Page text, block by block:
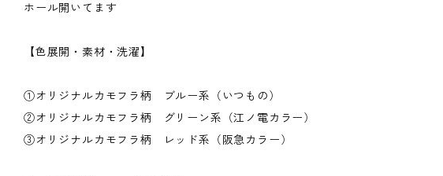
ホール開いてます
【色展開・素材・洗濯】
①オリジナルカモフラ柄 ブルー系（いつもの）
②オリジナルカモフラ柄 グリーン系（江ノ電カラー）
③オリジナルカモフラ柄 レッド系（阪急カラー）